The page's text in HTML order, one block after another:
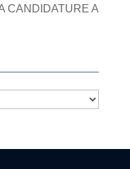
CANDIDATURE A